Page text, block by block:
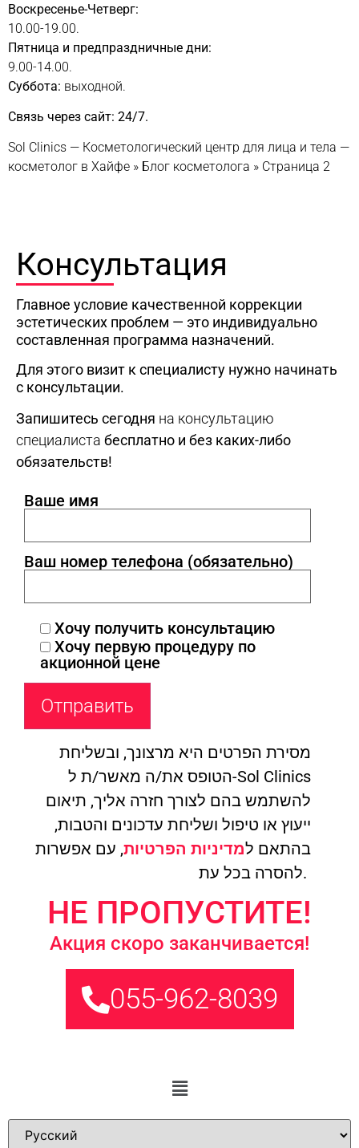
Воскресенье-Четверг:
10.00-19.00.
Пятница и предпраздничные дни:
9.00-14.00.
Суббота: выходной.
Связь через сайт: 24/7.
Sol Clinics — Косметологический центр для лица и тела —
косметолог в Хайфе » Блог косметолога » Страница 2
Консультация
Главное условие качественной коррекции
эстетических проблем — это индивидуально
составленная программа назначений.
Для этого визит к специалисту нужно начинать
с консультации.
Запишитесь сегодня на консультацию
специалиста бесплатно и без каких-либо
обязательств!
Ваше имя
Ваш номер телефона (обязательно)
Хочу получить консультацию
Хочу первую процедуру по
акционной цене
מסירת הפרטים היא מרצונך, ובשליחת
הטופס את/ה מאשר/ת ל-Sol Clinics
להשתמש בהם לצורך חזרה אליך, תיאום
ייעוץ או טיפול ושליחת עדכונים והטבות,
בהתאם למדיניות הפרטיות, עם אפשרות
להסרה בכל עת.
НЕ ПРОПУСТИТЕ!
Акция скоро заканчивается!
055-962-8039